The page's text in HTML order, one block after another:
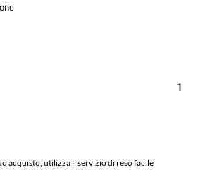
1
acquisto, utilizza il servizio di reso facile